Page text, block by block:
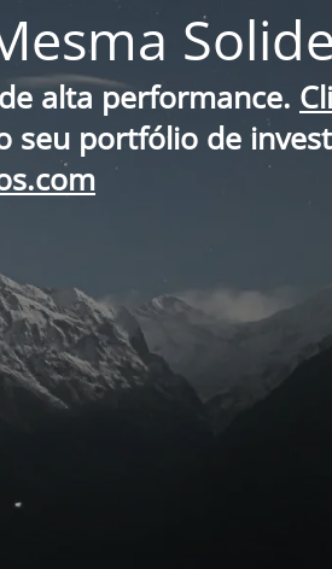
alta performance.
seu portfólio de